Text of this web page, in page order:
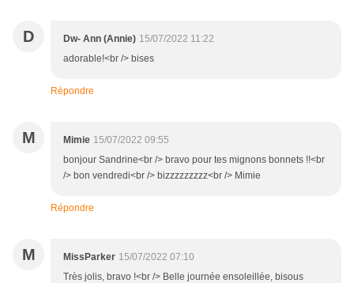
D Dw- Ann (Annie) 15/07/2022 11:22
adorable!<br /> bises
Répondre
M Mimie 15/07/2022 09:55
bonjour Sandrine<br /> bravo pour tes mignons bonnets !!<br
/> bon vendredi<br /> bizzzzzzzzz<br /> Mimie
Répondre
M MissParker 15/07/2022 07:10
Très jolis, bravo !<br /> Belle journée ensoleillée, bisous